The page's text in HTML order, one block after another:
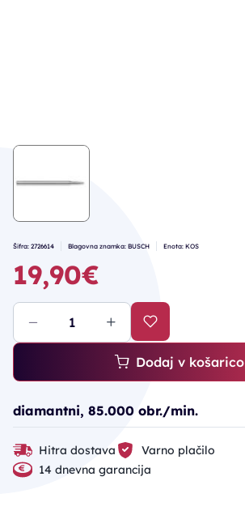
Šifra: 2726614 Blagovna znamka: BUSCH Enota: KOS
19,90€
Dodaj v košarico
diamantni, 85.000 obr./min.
Hitra dostava
Varno plačilo
14 dnevna garancija